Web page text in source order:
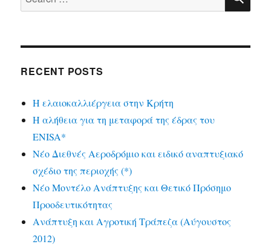
for:
RECENT POSTS
Η ελαιοκαλλιέργεια στην Κρήτη
Η αλήθεια για τη μεταφορά της έδρας του
ENISA*
Νέο Διεθνές Αεροδρόμιο και ειδικό αναπτυξιακό
σχέδιο της περιοχής (*)
Νέο Μοντέλο Ανάπτυξης και Θετικό Πρόσημο
Προοδευτικότητας
Ανάπτυξη και Αγροτική Τράπεζα (Αύγουστος
2012)